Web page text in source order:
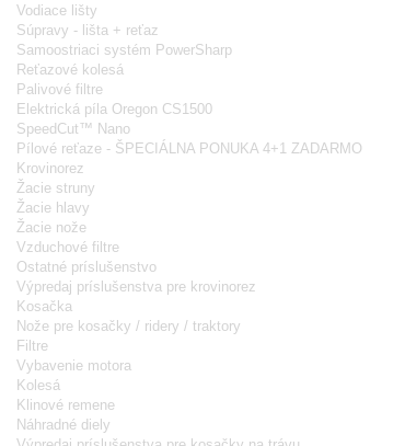
Vodiace lišty
Súpravy - lišta + reťaz
Samoostriaci systém PowerSharp
Reťazové kolesá
Palivové filtre
Elektrická píla Oregon CS1500
SpeedCut™ Nano
Pílové reťaze - ŠPECIÁLNA PONUKA 4+1 ZADARMO
Krovinorez
Žacie struny
Žacie hlavy
Žacie nože
Vzduchové filtre
Ostatné príslušenstvo
Výpredaj príslušenstva pre krovinorez
Kosačka
Nože pre kosačky / ridery / traktory
Filtre
Vybavenie motora
Kolesá
Klinové remene
Náhradné diely